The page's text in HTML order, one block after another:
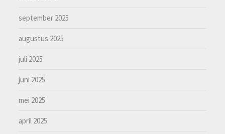
september 2025
augustus 2025
juli 2025
juni 2025
mei 2025
april 2025